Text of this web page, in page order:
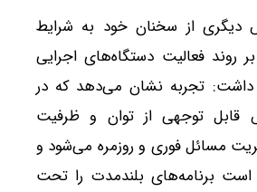
دیگری از سخنان خود به شرایط
روند فعالیت دستگاه‌های اجرایی
داشت: تجربه نشان می‌دهد که در
توجهی از توان و ظرفیت
مسائل فوری و روزمره می‌شود و
برنامه‌های بلندمدت را تحت